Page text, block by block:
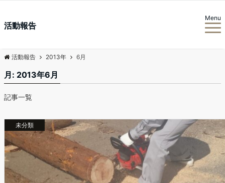
活動報告
Menu
活動報告 2013年 6月
月: 2013年6月
記事一覧
未分類